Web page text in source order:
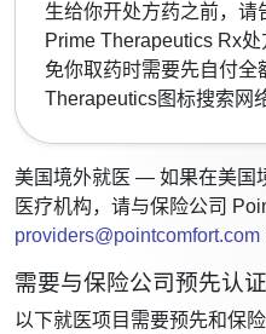
生给你开处方药之前，请
Prime Therapeutics Rx
免你取药时需要先自付
Therapeutics图标搜索网
美国境外就医 — 如果在美国
医疗机构，请与保险公司
providers@pointcomfort.com
需要与保险公司预先认
以下就医项目需要预先和保